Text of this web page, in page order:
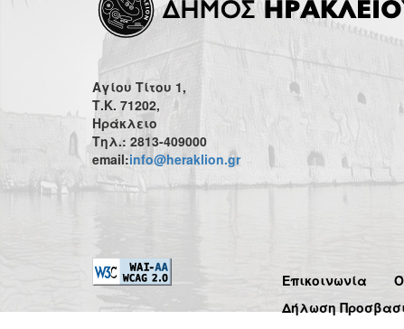
Αγίου Τίτου 1,
Τ.Κ. 71202,
Ηράκλειο
Τηλ.: 2813-409000
email:info@heraklion.gr
Επικοινωνία
Δήλωση